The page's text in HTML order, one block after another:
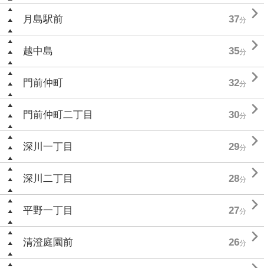
月島駅前 37分 
越中島 35分 
門前仲町 32分 
門前仲町二丁目 30分 
深川一丁目 29分 
深川二丁目 28分 
平野一丁目 27分 
清澄庭園前 26分 